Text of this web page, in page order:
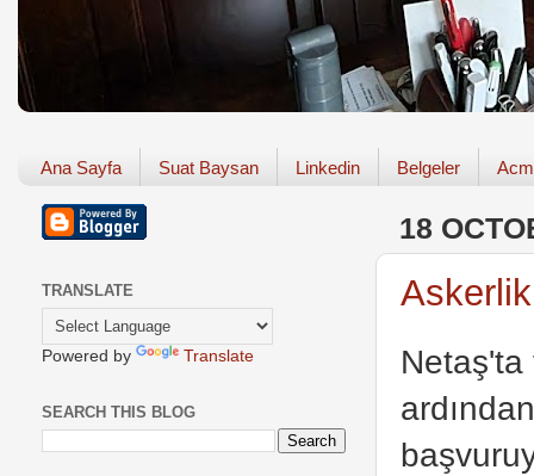
Ana Sayfa Suat Baysan Linkedin Belgeler
18
Netaş'ta
TRANSLATE
Powered by Translate
SEARCH THIS BLOG